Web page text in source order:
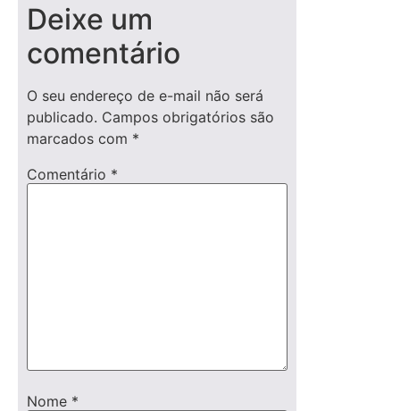
Deixe um
comentário
O seu endereço de e-mail não será
publicado. Campos obrigatórios são
marcados com *
Comentário *
Nome *